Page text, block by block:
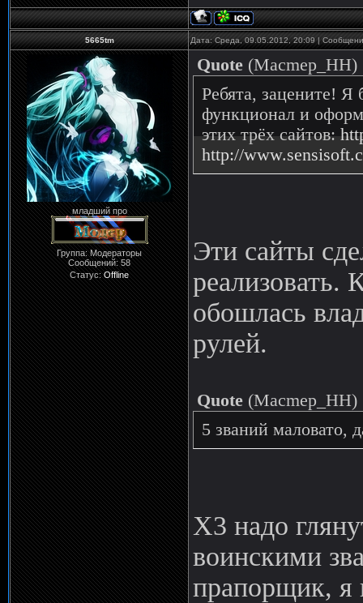
5665tm Дата: Среда, 09.05.2012, 20:09 |
младший про
Группа: Модераторы
Сообщений:58
Статус:Offline
Quote (Macmep_HH)
Ребята, зацените! Я
функционал и
этих трёх сайтов:
http://
Эти сайты
реализовать.
обошлась
рулей.
Quote (Macmep_HH)
5 званий маловато,
Х3 надо
воинскими
прапорщик, я